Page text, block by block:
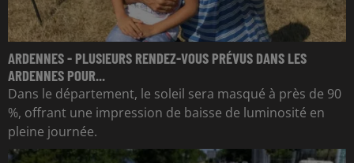
ARDENNES - PLUSIEURS RENDEZ-VOUS PRÉVUS DANS LES
ARDENNES POUR...
Dans le département, le soleil sera masqué à près de 90
%, offrant une impression de baisse de luminosité en
pleine journée.